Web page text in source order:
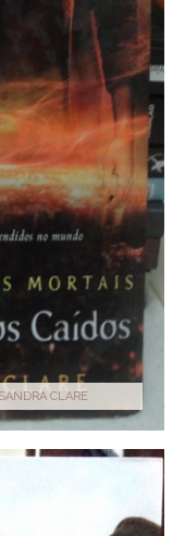
CLARE